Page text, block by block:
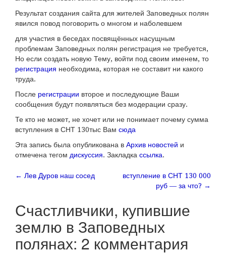
Результат создания сайта для жителей Заповедных полян
явился повод поговорить о многом и наболевшем
для участия в беседах посвящённых насущным
проблемам Заповедных полян регистрация не требуется,
Но если создать новую Тему, войти под своим именем, то
регистрация необходима, которая не составит ни какого
труда.
После регистрации второе и последующие Ваши
сообщения будут появляться без модерации сразу.
Те кто не может, не хочет или не понимает почему сумма
вступления в СНТ 130тыс Вам сюда
Эта запись была опубликована в Архив новостей и
отмечена тегом дискуссия. Закладка ссылка.
Навигация по записям
← Лев Дуров наш сосед
вступление в СНТ 130 000
руб — за что? →
Счастливчики, купившие
землю в Заповедных
полянах: 2 комментария